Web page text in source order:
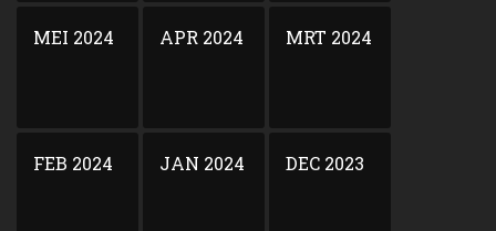
MEI 2024 APR 2024 MRT 2024
FEB 2024 JAN 2024 DEC 2023